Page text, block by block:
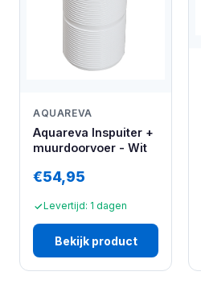
AQUAREVA
Aquareva Inspuiter +
muurdoorvoer - Wit
€54,95
Levertijd: 1 dagen
Bekijk product